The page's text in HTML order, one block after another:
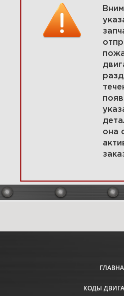
4 Магнето,
пружина
5 Топливный бак,
она
КОДЫ